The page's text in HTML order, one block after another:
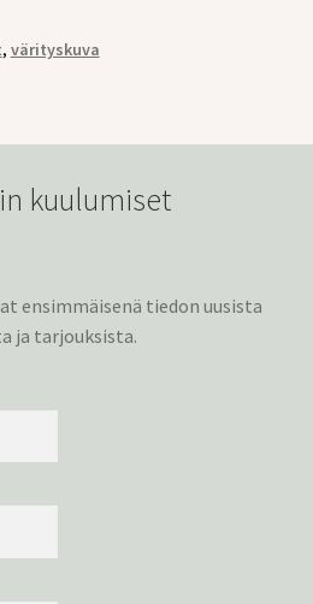
, värityskuva
kuulumiset
ensimmäisenä tiedon uusista
ja tarjouksista.